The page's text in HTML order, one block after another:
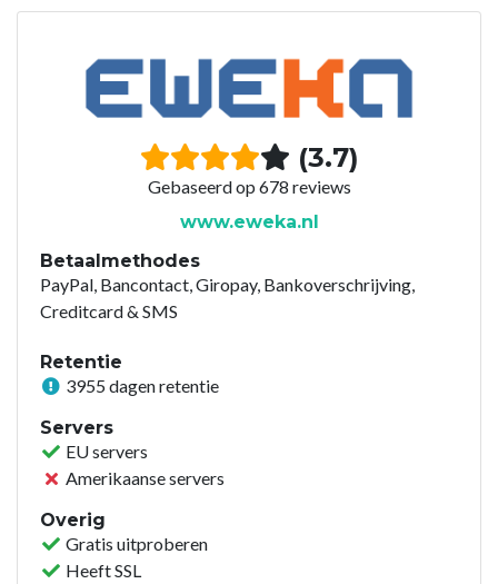
(3.7)
Gebaseerd op 678 reviews
www.eweka.nl
Betaalmethodes
PayPal, Bancontact, Giropay, Bankoverschrijving,
Creditcard & SMS
Retentie
3955 dagen retentie
Servers
EU servers
Amerikaanse servers
Overig
Gratis uitproberen
Heeft SSL